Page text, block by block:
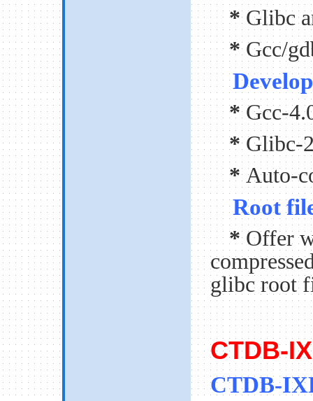
*Glibc
*Gcc/
*Gcc-
*Glibc-
*Auto-
Root
*Offer
glibc root
CTDB-
CTDB-